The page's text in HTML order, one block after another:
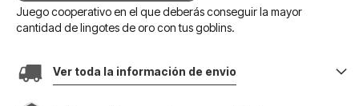
Juego cooperativo en el que deberás conseguir la mayor
cantidad de lingotes de oro con tus goblins.
Ver toda la información de envio